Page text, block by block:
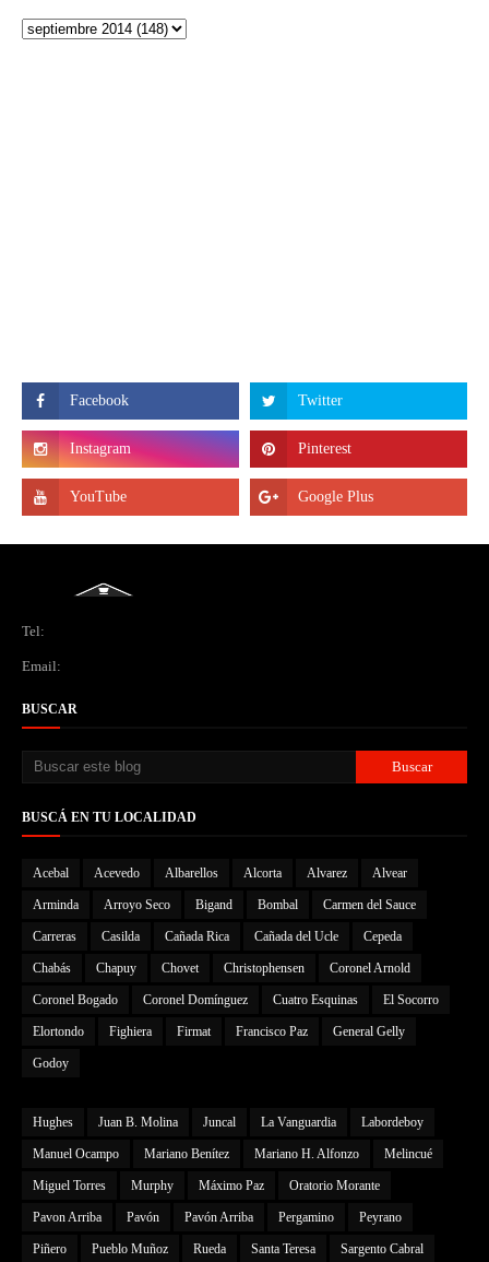
Tel:
Email:
BUSCAR
BUSCÁ EN TU LOCALIDAD
Acebal Acevedo Albarellos Alcorta Alvarez Alvear
Arminda Arroyo Seco Bigand Bombal Carmen del Sauce
Carreras Casilda Cañada Rica Cañada del Ucle Cepeda
Chabás Chapuy Chovet Christophensen Coronel Arnold
Coronel Bogado Coronel Domínguez Cuatro Esquinas El Socorro
Elortondo Fighiera Firmat Francisco Paz General Gelly
Godoy
Hughes Juan B. Molina Juncal La Vanguardia Labordeboy
Manuel Ocampo Mariano Benítez Mariano H. Alfonzo Melincué
Miguel Torres Murphy Máximo Paz Oratorio Morante
Pavon Arriba Pavón Pavón Arriba Pergamino Peyrano
Piñero Pueblo Muñoz Rueda Santa Teresa Sargento Cabral